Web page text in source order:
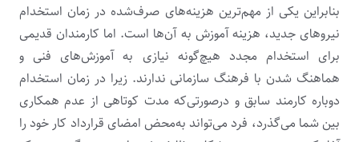
بنابراین یکی از مهم‌ترین هزینه‌های صرف‌شده در زمان استخدام
نیروهای جدید، هزینه آموزش به آن‌ها است. اما کارمندان قدیمی
برای استخدام مجدد هیچ‌گونه نیازی به آموزش‌های فنی و
هماهنگ شدن با فرهنگ سازمانی ندارند. زیرا در زمان استخدام
دوباره کارمند سابق و درصورتی‌که مدت کوتاهی از عدم همکاری
بین شما می‌گذرد، فرد می‌تواند به‌محض امضای قرارداد کار خود را